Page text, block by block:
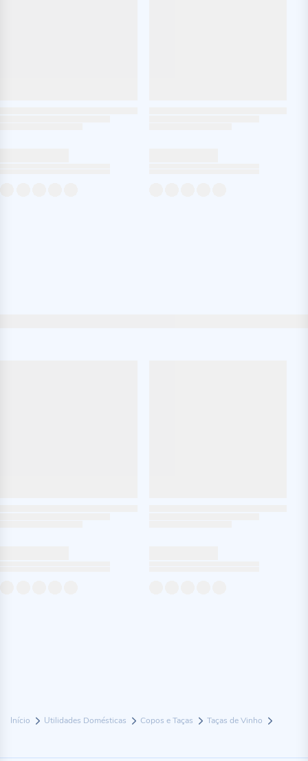
Início Utilidades Domésticas Copos e Taças Taças de Vinho